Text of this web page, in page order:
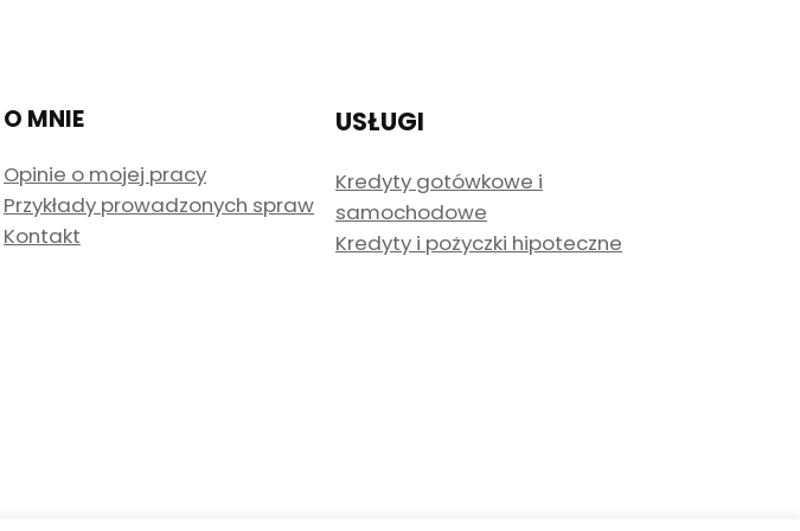
O MNIE
Opinie o mojej pracy
Przykłady prowadzonych spraw
Kontakt
USŁUGI
Kredyty gotówkowe i
samochodowe
Kredyty i pożyczki hipoteczne